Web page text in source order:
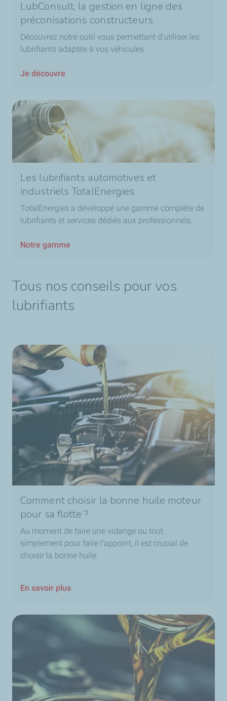
LubConsult, la gestion en ligne des
préconisations constructeurs
Découvrez notre outil vous permettant d’utiliser les
lubrifiants adaptés à vos véhicules.
Je découvre
Les lubrifiants automotives et
industriels TotalEnergies
TotalEnergies a développé une gamme complète de
lubrifiants et services dédiés aux professionnels.
Notre gamme
Tous nos conseils pour vos
lubrifiants
Comment choisir la bonne huile moteur
pour sa flotte ?
Au moment de faire une vidange ou tout
simplement pour faire l’appoint, il est crucial de
choisir la bonne huile.
En savoir plus